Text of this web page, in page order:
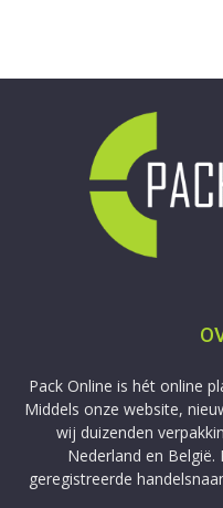
Pack Online is hét online
Middels onze website,
wij duizenden
Nederland en België.
geregistreerde